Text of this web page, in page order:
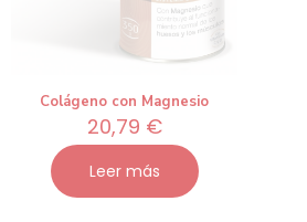
Colágeno con Magnesio
20,79 €
Leer más